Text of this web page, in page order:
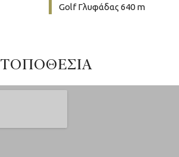
Golf Γλυφάδας 640 m
ΤΟΠΟΘΕΣΙΑ